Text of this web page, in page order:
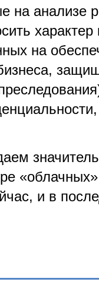
на анализе
на
и в